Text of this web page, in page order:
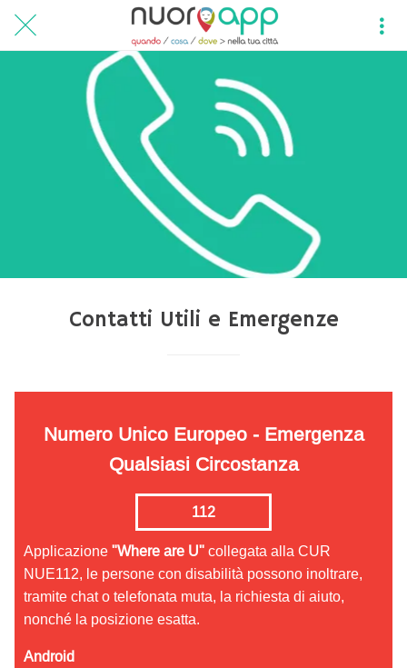
Contatti Utili e Emergenze
Numero Unico Europeo - Emergenza
Qualsiasi Circostanza
112
Applicazione "Where are U" collegata alla CUR
NUE112, le persone con disabilità possono inoltrare,
tramite chat o telefonata muta, la richiesta di aiuto,
nonché la posizione esatta.
Android